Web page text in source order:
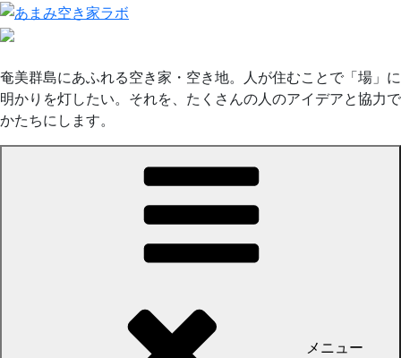
コ
ン
ン
ツ
へ
奄美群島にあふれる空き家・空き地。人が住むことで「場」に
明かりを灯したい。それを、たくさんの人のアイデアと協力で
かたちにします。
メニュー